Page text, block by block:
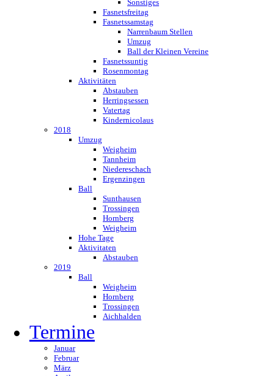
Sonstiges
Fasnetsfreitag
Fasnetssamstag
Narrenbaum Stellen
Umzug
Ball der Kleinen Vereine
Fasnetssuntig
Rosenmontag
Aktivitäten
Abstauben
Herringsessen
Vatertag
Kindernicolaus
2018
Umzug
Weigheim
Tannheim
Niedereschach
Ergenzingen
Ball
Sunthausen
Trossingen
Hornberg
Weigheim
Hohe Tage
Aktivitaten
Abstauben
2019
Ball
Weigheim
Hornberg
Trossingen
Aichhalden
Termine
Januar
Februar
März